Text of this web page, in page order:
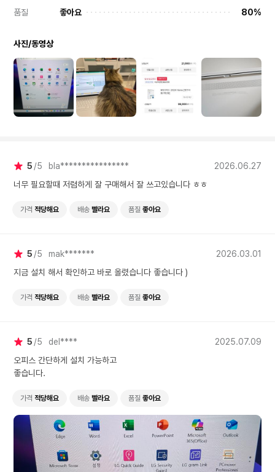
품질
좋아요 80%
사진/동영상
5 5 bla****************
2026.06.27
너무 필요할때 저렴하게 잘 구매해서 잘 쓰고있습니다 ㅎㅎ
가격 적당해요 배송 빨라요 품질 좋아요
5 5 mak*******
2026.03.01
지금 설치 해서 확인하고 바로 올렸습니다 좋습니다 )
가격 적당해요 배송 빨라요 품질 좋아요
5 5 del****
2025.07.09
오피스 간단하게 설치 가능하고
좋습니다.
가격 적당해요 배송 빨라요 품질 좋아요